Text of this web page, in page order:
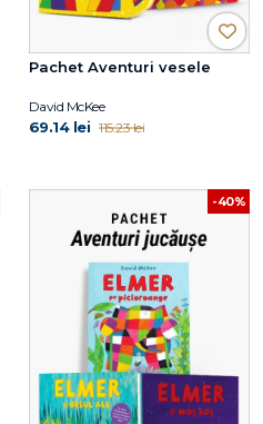
Pachet Aventuri vesele
David McKee
69.14 lei 115.23 lei
-40%